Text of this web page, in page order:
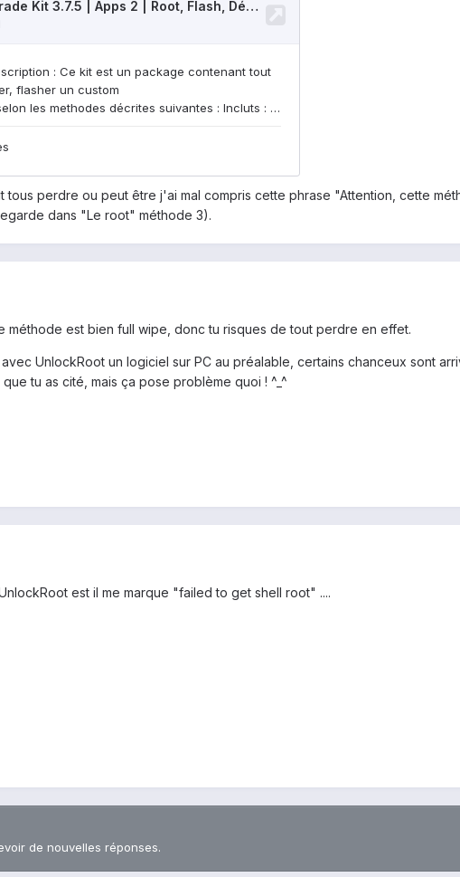
perdre ou peut être j'ai mal compris cette phrase "Attention, cette
dans "Le root" méthode 3).
méthode est bien full wipe, donc tu risques de tout perdre en effet.
UnlockRoot un logiciel sur PC au préalable, certains chanceux sont
tu as cité, mais ça pose problème quoi ! ^_^
est il me marque "failed to get shell root" ....
de nouvelles réponses.